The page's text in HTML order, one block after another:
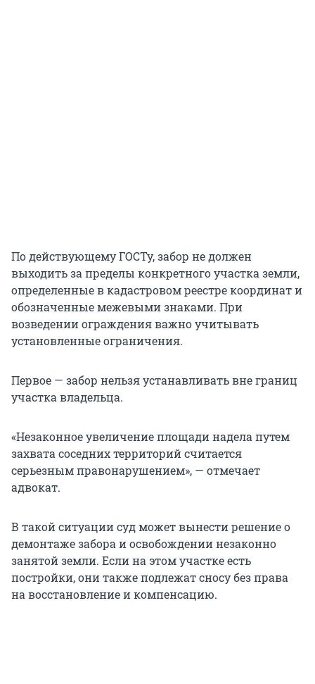
По действующему ГОСТу, забор не должен
выходить за пределы конкретного участка земли,
определенные в кадастровом реестре координат и
обозначенные межевыми знаками. При
возведении ограждения важно учитывать
установленные ограничения.
Первое — забор нельзя устанавливать вне границ
участка владельца.
«Незаконное увеличение площади надела путем
захвата соседних территорий считается
серьезным правонарушением», — отмечает
адвокат.
В такой ситуации суд может вынести решение о
демонтаже забора и освобождении незаконно
занятой земли. Если на этом участке есть
постройки, они также подлежат сносу без права
на восстановление и компенсацию.